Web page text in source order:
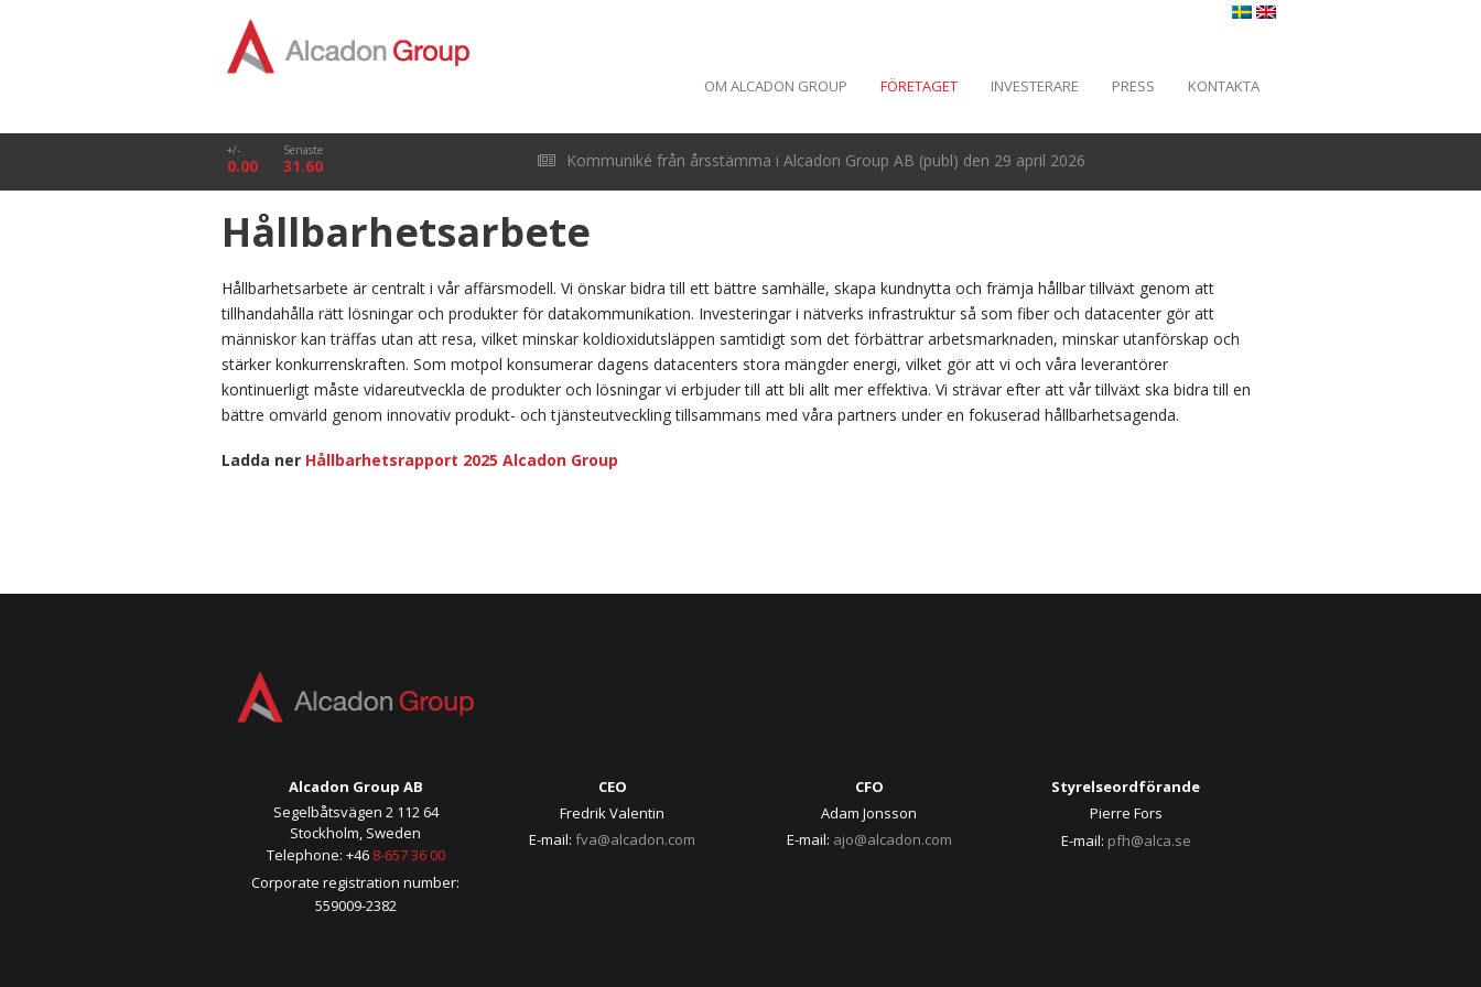
OM ALCADON GROUP FÖRETAGET INVESTERARE PRESS KONTAKTA
+/-
0.00
Senaste
31.60 Kommuniké från årsstämma i Alcadon Group AB (publ) den 29 april 2026
Hållbarhetsarbete
Hållbarhetsarbete är centralt i vår affärsmodell. Vi önskar bidra till ett bättre samhälle, skapa kundnytta och främja hållbar tillväxt genom att
tillhandahålla rätt lösningar och produkter för datakommunikation. Investeringar i nätverks infrastruktur så som fiber och datacenter gör att
människor kan träffas utan att resa, vilket minskar koldioxidutsläppen samtidigt som det förbättrar arbetsmarknaden, minskar utanförskap och
stärker konkurrenskraften. Som motpol konsumerar dagens datacenters stora mängder energi, vilket gör att vi och våra leverantörer
kontinuerligt måste vidareutveckla de produkter och lösningar vi erbjuder till att bli allt mer effektiva. Vi strävar efter att vår tillväxt ska bidra till en
bättre omvärld genom innovativ produkt- och tjänsteutveckling tillsammans med våra partners under en fokuserad hållbarhetsagenda.
Ladda ner Hållbarhetsrapport 2025 Alcadon Group
Alcadon Group AB
Segelbåtsvägen 2 112 64
Stockholm, Sweden
Telephone: +46 8-657 36 00
Corporate registration number:
559009-2382
CEO
Fredrik Valentin
E-mail: fva@alcadon.com
CFO
Adam Jonsson
E-mail: ajo@alcadon.com
Styrelseordförande
Pierre Fors
E-mail: pfh@alca.se